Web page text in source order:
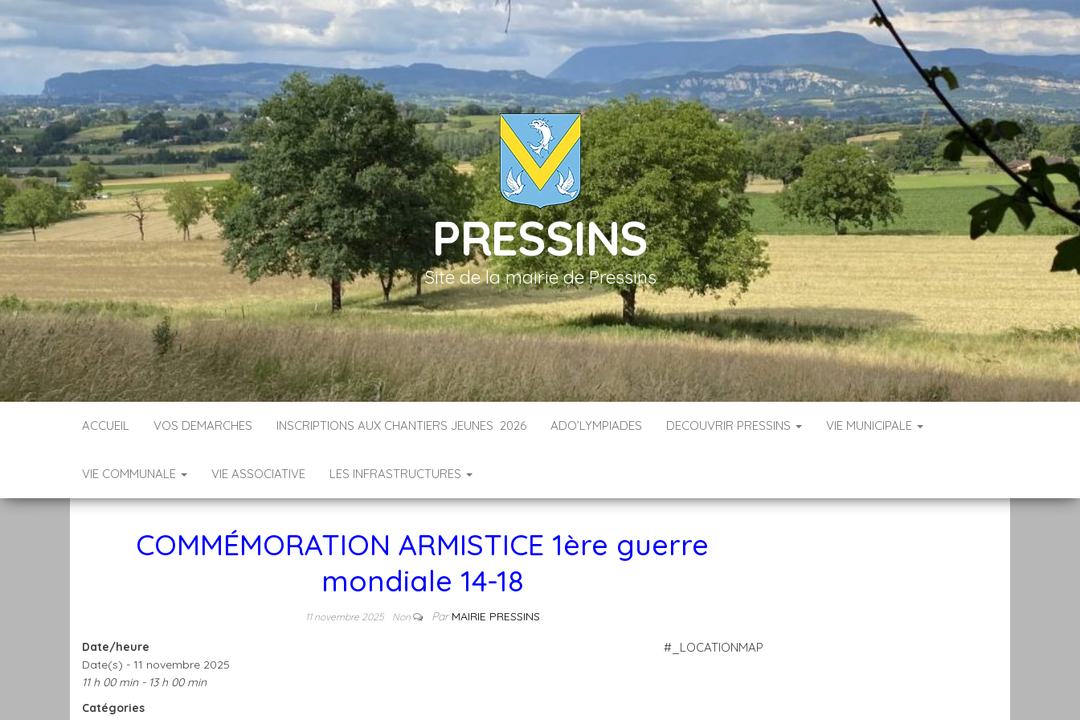
PRESSINS
Site de la mairie de Pressins
ACCUEIL VOS DEMARCHES INSCRIPTIONS AUX CHANTIERS JEUNES 2026 ADO’LYMPIADES DECOUVRIR PRESSINS VIE MUNICIPALE
VIE COMMUNALE VIE ASSOCIATIVE LES INFRASTRUCTURES
COMMÉMORATION ARMISTICE 1ère guerre
mondiale 14-18
11 novembre 2025 Non ParMAIRIE PRESSINS
#_LOCATIONMAP
Date/heure
Date(s) - 11 novembre 2025
11 h 00 min - 13 h 00 min
Catégories